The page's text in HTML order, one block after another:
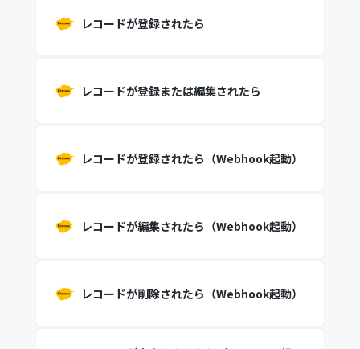
レコードが登録されたら
レコードが登録または編集されたら
レコードが登録されたら（Webhook起動）
レコードが編集されたら（Webhook起動）
レコードが削除されたら（Webhook起動）